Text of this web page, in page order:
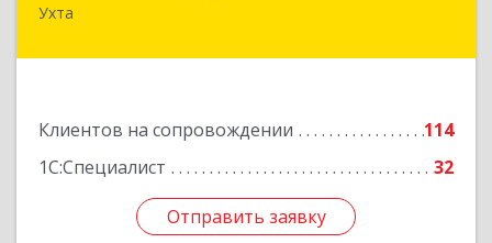
Ухта
Клиентов на сопровождении
114
1С:Специалист
32
Отправить заявку
169300, Коми Респ, Ухта г, Строителей пр-д 1, 2
Отправить заявку